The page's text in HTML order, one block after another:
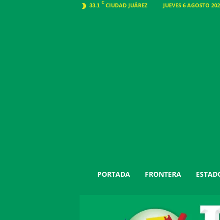
33.1 C CIUDAD JUÁREZ JUEVES 6 AGOSTO
PORTADA FRONTERA